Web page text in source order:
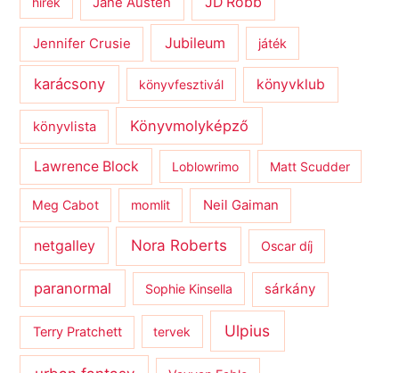
Jennifer Crusie Jubileum játék
karácsony könyvfesztivál könyvklub
könyvlista Könyvmolyképző
Lawrence Block Loblowrimo Matt Scudder
Meg Cabot momlit Neil Gaiman
netgalley Nora Roberts Oscar díj
paranormal Sophie Kinsella sárkány
Terry Pratchett tervek Ulpius